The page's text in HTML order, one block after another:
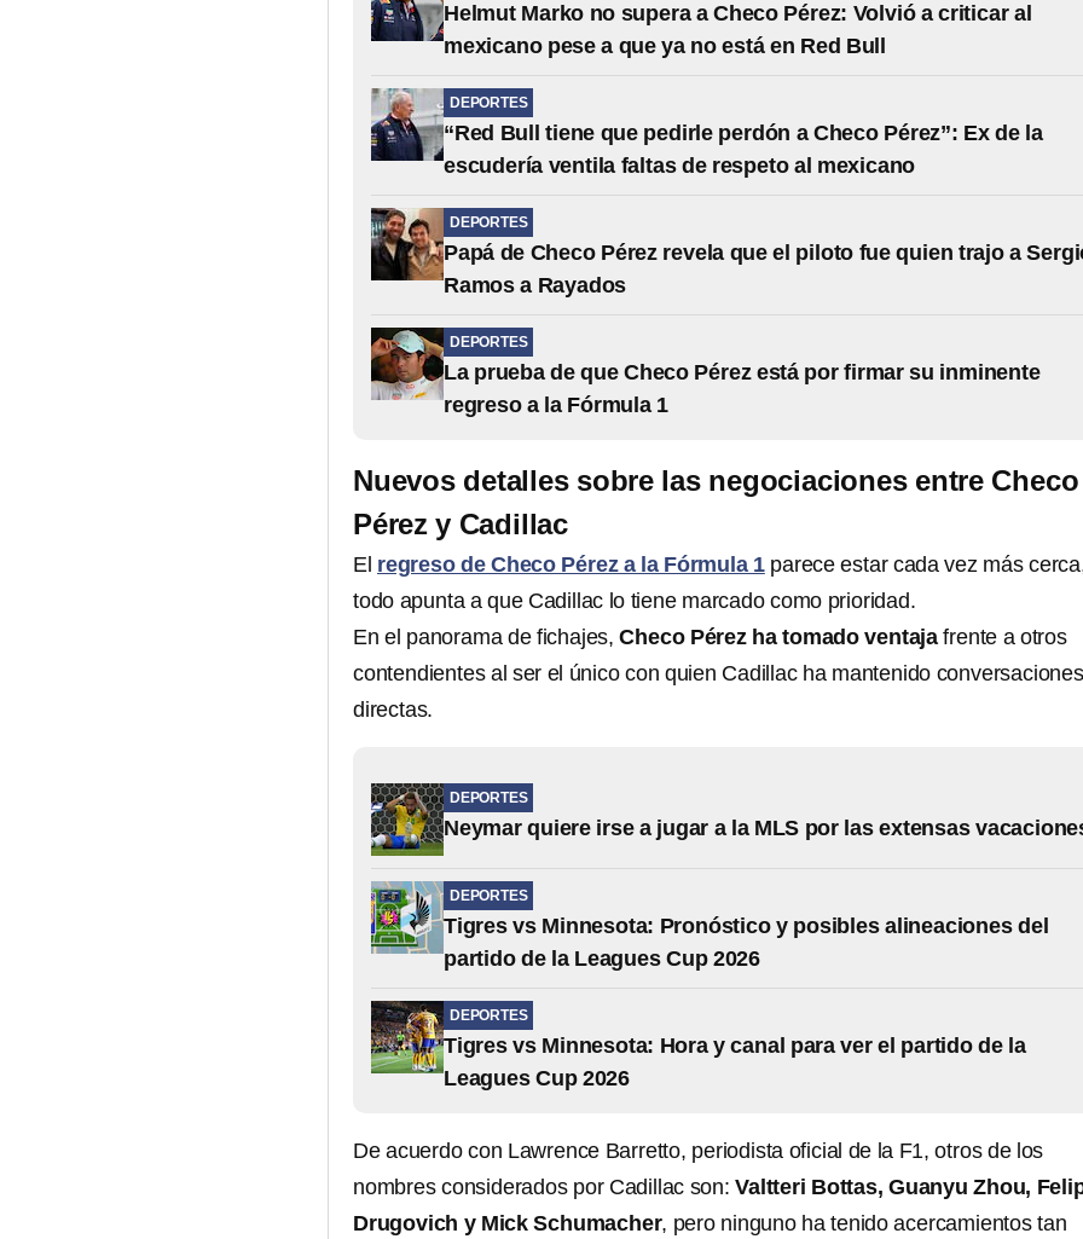
Helmut Marko no supera a Checo Pérez: Volvió a criticar al
mexicano pese a que ya no está en Red Bull
DEPORTES
“Red Bull tiene que pedirle perdón a Checo Pérez”: Ex de la
escudería ventila faltas de respeto al mexicano
DEPORTES
Papá de Checo Pérez revela que el piloto fue quien trajo a
Ramos a Rayados
DEPORTES
La prueba de que Checo Pérez está por firmar su inminente
regreso a la Fórmula 1
Nuevos detalles sobre las negociaciones entre Checo
Pérez y Cadillac
El regreso de Checo Pérez a la Fórmula 1parece estar cada vez más
todo apunta a que Cadillac lo tiene marcado como prioridad.
En el panorama de fichajes,Checo Pérez ha tomado ventajafrente a otros
contendientes al ser el único con quien Cadillac ha mantenido conversaciones
directas.
DEPORTES
Neymar quiere irse a jugar a la MLS por las extensas
DEPORTES
Tigres vs Minnesota: Pronóstico y posibles alineaciones del
partido de la Leagues Cup 2026
DEPORTES
Tigres vs Minnesota: Hora y canal para ver el partido de la
Leagues Cup 2026
De acuerdo con Lawrence Barretto, periodista oficial de la F1, otros de los
nombres considerados por Cadillac son:Valtteri Bottas, Guanyu Zhou,
Drugovich y Mick Schumacher, pero ninguno ha tenido acercamientos tan